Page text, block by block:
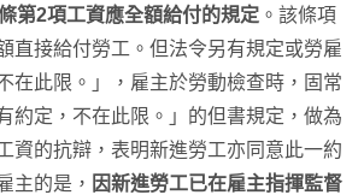
第2項工資應全額給付的規定 。該條項
直接給付勞工。但法令另有規定或勞雇
在此限。」，雇主於勞動檢查時，固常
約定，不在此限。」的但書規定，做為
資的抗辯，表明新進勞工亦同意此一約
主的是， 因新進勞工已在雇主指揮監督